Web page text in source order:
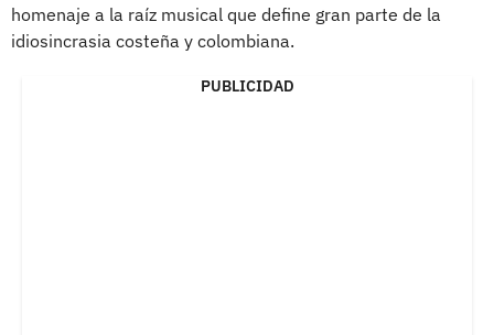
homenaje a la raíz musical que define gran parte de la
idiosincrasia costeña y colombiana.
PUBLICIDAD